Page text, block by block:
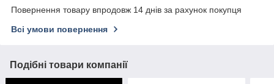
Повернення товару впродовж 14 днів за рахунок покупця
Всі умови повернення
Подібні товари компанії